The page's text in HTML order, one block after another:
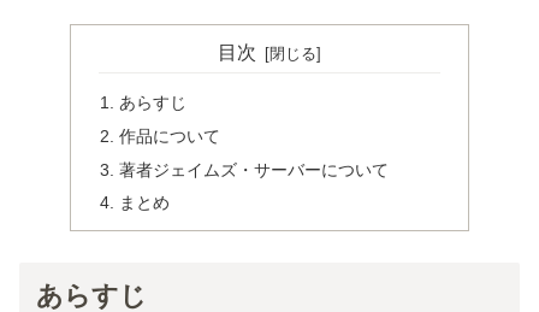
目次
あらすじ
作品について
著者ジェイムズ・サーバーについて
まとめ
あらすじ